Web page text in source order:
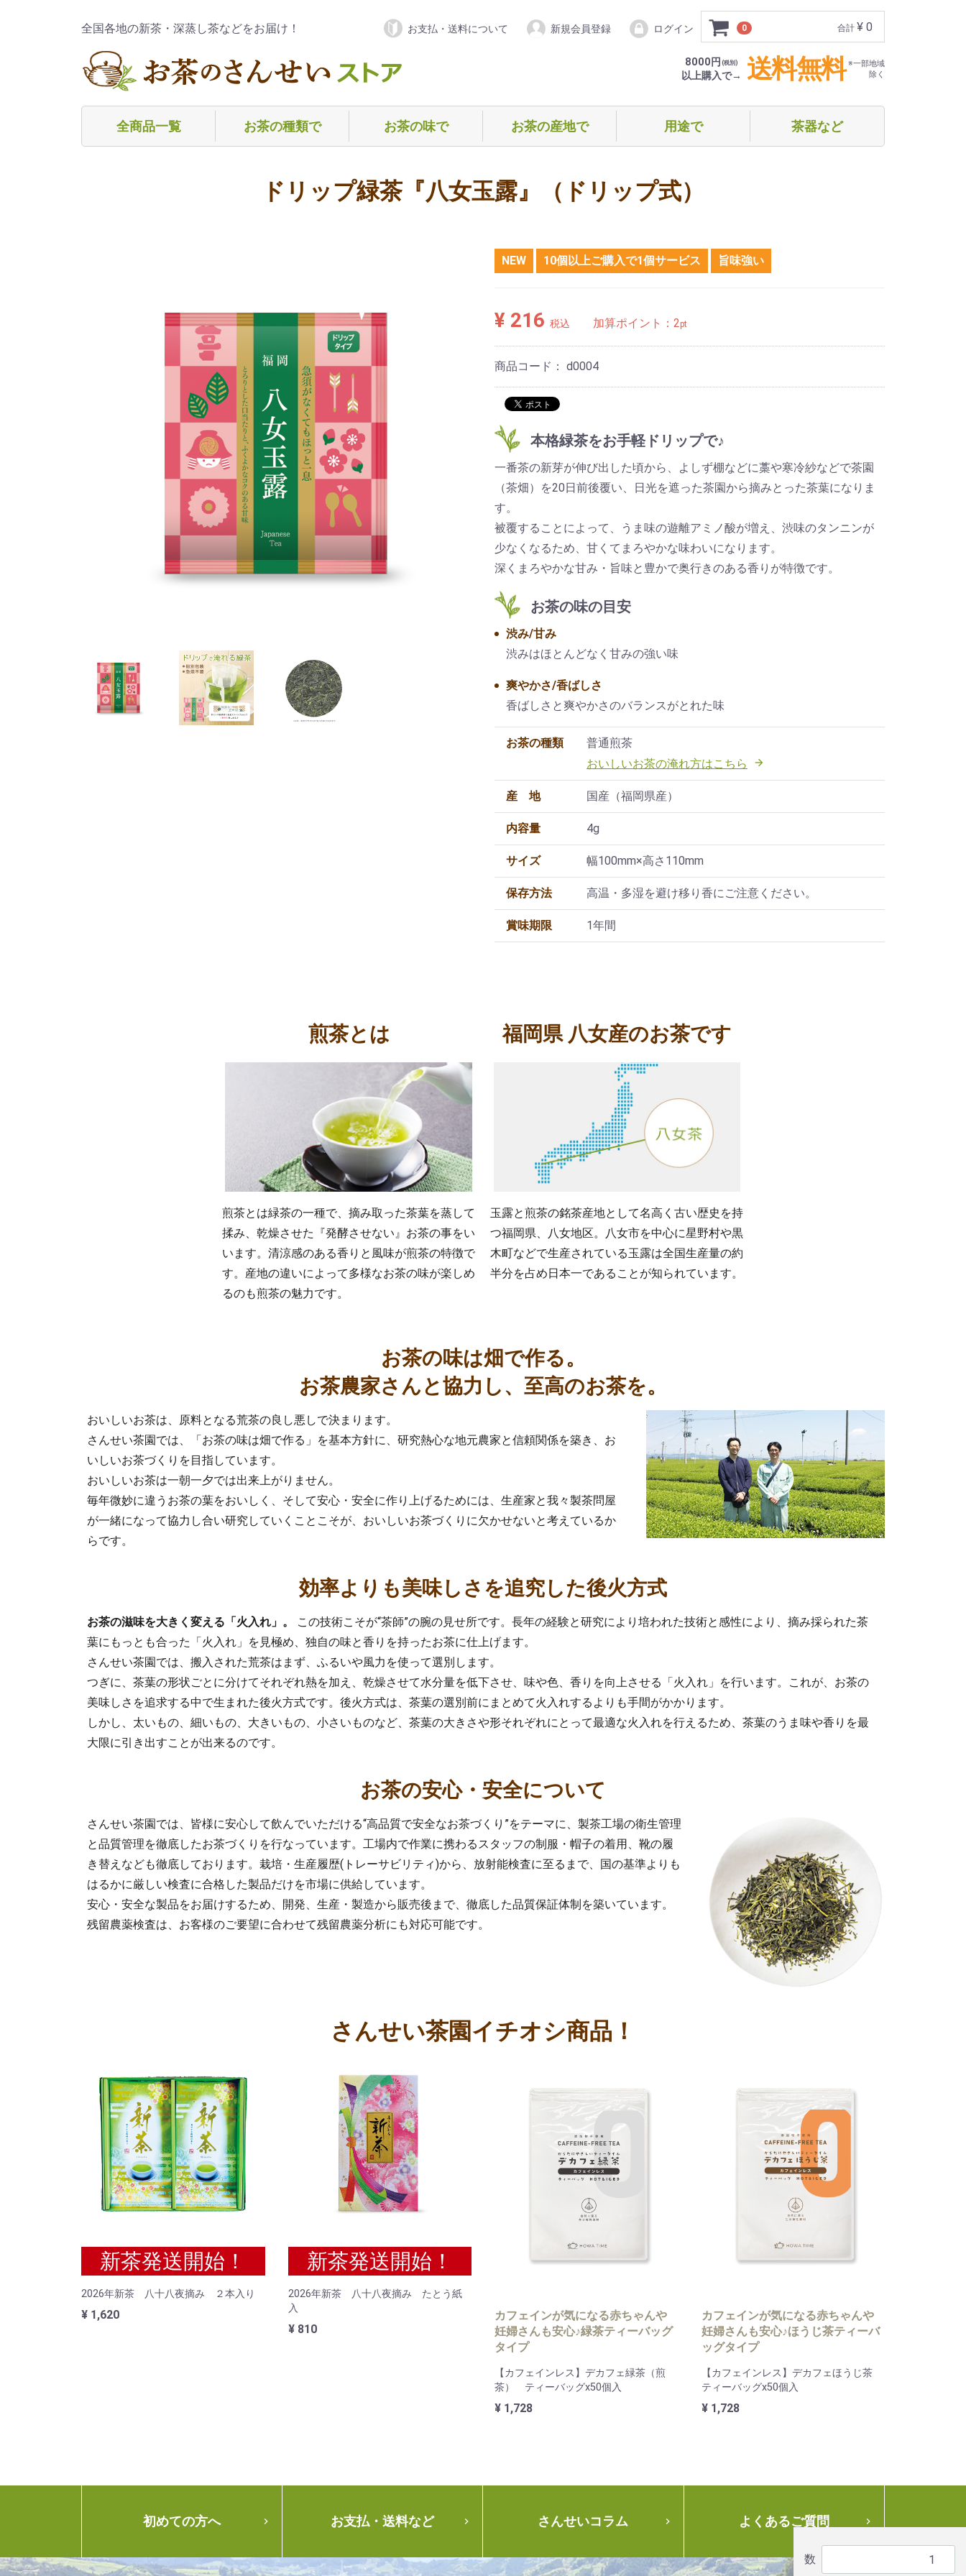
0 合計 ¥ 0
お支払・送料について 新規会員登録 ログイン
全国各地の新茶・深蒸し茶などをお届け！
8000円(税別)
以上購入で→ 送料無料 ※一部地域
除く
全商品一覧 お茶の種類で お茶の味で お茶の産地で 用途で 茶器など
ドリップ緑茶『八女玉露』（ドリップ式）
NEW 10個以上ご購入で1個サービス 旨味強い
¥ 216 税込 加算ポイント： 2pt
商品コード： d0004
数
本格緑茶をお手軽ドリップで♪
一番茶の新芽が伸び出した頃から、よしず棚などに藁や寒冷紗などで茶園
（茶畑）を20日前後覆い、日光を遮った茶園から摘みとった茶葉になりま
す。
被覆することによって、うま味の遊離アミノ酸が増え、渋味のタンニンが
少なくなるため、甘くてまろやかな味わいになります。
深くまろやかな甘み・旨味と豊かで奥行きのある香りが特徴です。
お茶の味の目安
渋み/甘み
渋みはほとんどなく甘みの強い味
爽やかさ/香ばしさ
香ばしさと爽やかさのバランスがとれた味
お茶の種類
普通煎茶
おいしいお茶の淹れ方はこちら

産地 国産（福岡県産）
内容量 4g
サイズ 幅100mm×高さ110mm
保存方法 高温・多湿を避け移り香にご注意ください。
賞味期限 1年間
煎茶とは
煎茶とは緑茶の一種で、摘み取った茶葉を蒸して
揉み、乾燥させた『発酵させない』お茶の事をい
います。清涼感のある香りと風味が煎茶の特徴で
す。産地の違いによって多様なお茶の味が楽しめ
るのも煎茶の魅力です。
福岡県 八女産のお茶です
玉露と煎茶の銘茶産地として名高く古い歴史を持
つ福岡県、八女地区。八女市を中心に星野村や黒
木町などで生産されている玉露は全国生産量の約
半分を占め日本一であることが知られています。
お茶の味は畑で作る。
お茶農家さんと協力し、至高のお茶を。
効率よりも美味しさを追究した後火方式
お茶の安心・安全について
さんせい茶園イチオシ商品！
新茶発送開始！
2026年新茶 八十八夜摘み ２本入り
¥ 1,620
新茶発送開始！
2026年新茶 八十八夜摘み たとう紙
入
¥ 810
カフェインが気になる赤ちゃんや
妊婦さんも安心♪緑茶ティーバッグ
タイプ
【カフェインレス】デカフェ緑茶（煎
茶） ティーバッグx50個入
¥ 1,728
カフェインが気になる赤ちゃんや
妊婦さんも安心♪ほうじ茶ティーバ
ッグタイプ
【カフェインレス】デカフェほうじ茶
ティーバッグx50個入
¥ 1,728
初めての方へ  お支払・送料など  さんせいコラム  よくあるご質問 